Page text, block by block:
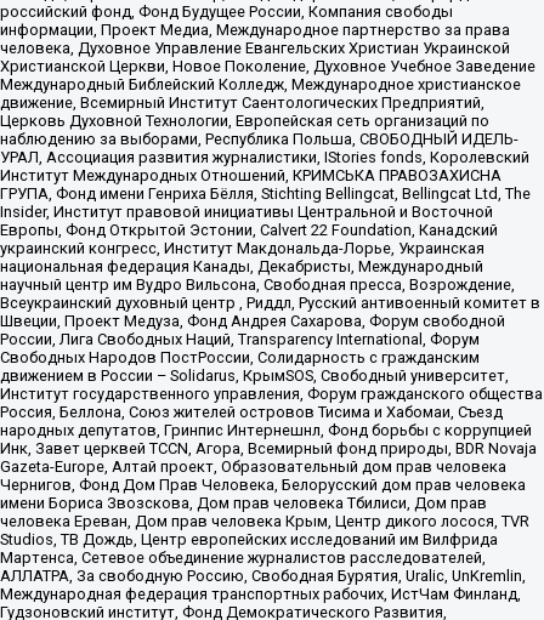
российский фонд, Фонд Будущее России, Компания свободы
информации, Проект Медиа, Международное партнерство за права
человека, Духовное Управление Евангельских Христиан Украинской
Христианской Церкви, Новое Поколение, Духовное Учебное Заведение
Международный Библейский Колледж, Международное христианское
движение, Всемирный Институт Саентологических Предприятий,
Церковь Духовной Технологии, Европейская сеть организаций по
наблюдению за выборами, Республика Польша, СВОБОДНЫЙ ИДЕЛЬ-
УРАЛ, Ассоциация развития журналистики, IStories fonds, Королевский
Институт Международных Отношений, КРИМСЬКА ПРАВОЗАХИСНА
ГРУПА, Фонд имени Генриха Бёлля, Stichting Bellingcat, Bellingcat Ltd, The
Insider, Институт правовой инициативы Центральной и Восточной
Европы, Фонд Открытой Эстонии, Calvert 22 Foundation, Канадский
украинский конгресс, Институт Макдональда-Лорье, Украинская
национальная федерация Канады, Декабристы, Международный
научный центр им Вудро Вильсона, Свободная пресса, Возрождение,
Всеукраинский духовный центр , Риддл, Русский антивоенный комитет в
Швеции, Проект Медуза, Фонд Андрея Сахарова, Форум свободной
России, Лига Свободных Наций, Transparеncy International, Форум
Свободных Народов ПостРоссии, Солидарность с гражданским
движением в России – Solidarus, КрымSOS, Свободный университет,
Институт государственного управления, Форум гражданского общества
Россия, Беллона, Союз жителей островов Тисима и Хабомаи, Съезд
народных депутатов, Гринпис Интернешнл, Фонд борьбы с коррупцией
Инк, Завет церквей TCCN, Агора, Всемирный фонд природы, BDR Novaja
Gazeta-Europe, Алтай проект, Образовательный дом прав человека
Чернигов, Фонд Дом Прав Человека, Белорусский дом прав человека
имени Бориса Звозскова, Дом прав человека Тбилиси, Дом прав
человека Ереван, Дом прав человека Крым, Центр дикого лосося, TVR
Studios, ТВ Дождь, Центр европейских исследований им Вилфрида
Мартенса, Сетевое объединение журналистов расследователей,
АЛЛАТРА, За свободную Россию, Свободная Бурятия, Uralic, UnKremlin,
Международная федерация транспортных рабочих, ИстЧам Финланд,
Гудзоновский институт, Фонд Демократического Развития,